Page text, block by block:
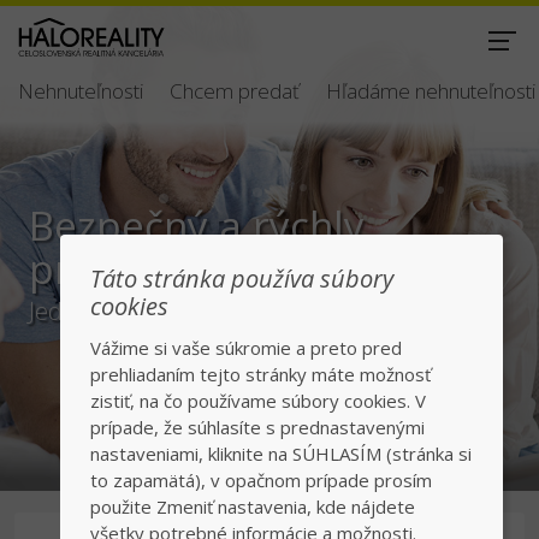
Nehnuteľnosti Chcem predať Hľadáme nehnuteľnosti
Bezpečný a rýchly
predaj/kúpa
Jednotka v realitách na slovenskom trhu
Táto stránka používa súbory
cookies
Vážime si vaše súkromie a preto pred
prehliadaním tejto stránky máte možnosť
zistiť, na čo používame súbory cookies. V
prípade, že súhlasíte s prednastavenými
nastaveniami, kliknite na SÚHLASÍM (stránka si
to zapamätá), v opačnom prípade prosím
použite Zmeniť nastavenia, kde nájdete
všetky potrebné informácie a možnosti.